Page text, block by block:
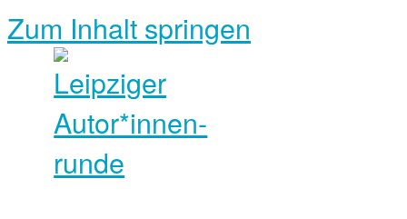
Zum Inhalt springen